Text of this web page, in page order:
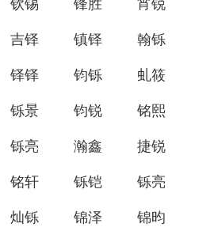
钦锡 锋胜 宵锐
吉铎 镇铎 翰铄
铎铎 钧铄 虬筱
铄景 钧锐 铭熙
铄亮 瀚鑫 捷锐
铭轩 铄铠 铄亮
灿铄 锦泽 锦昀